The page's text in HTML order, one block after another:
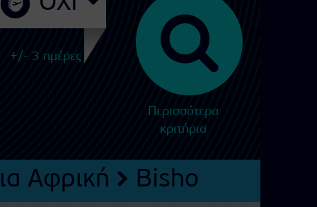
+/- 3 ημέρες
Περισσότερα
κριτήρια
Αφρική Bisho